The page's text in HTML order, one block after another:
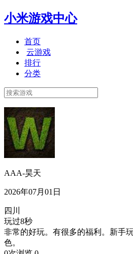
小米游戏中心
首页
云游戏
排行
分类
AAA-昊天
2026年07月01日
四川
玩过8秒
非常的好玩。有很多的福利。新手
色。